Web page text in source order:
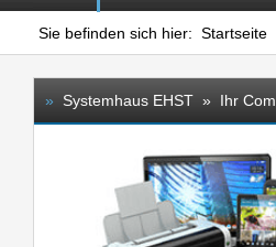
Sie befinden sich hier: Startseite
» Systemhaus EHST » Ihr